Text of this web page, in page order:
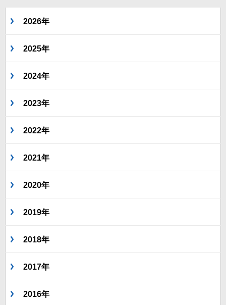
2026年
2025年
2024年
2023年
2022年
2021年
2020年
2019年
2018年
2017年
2016年